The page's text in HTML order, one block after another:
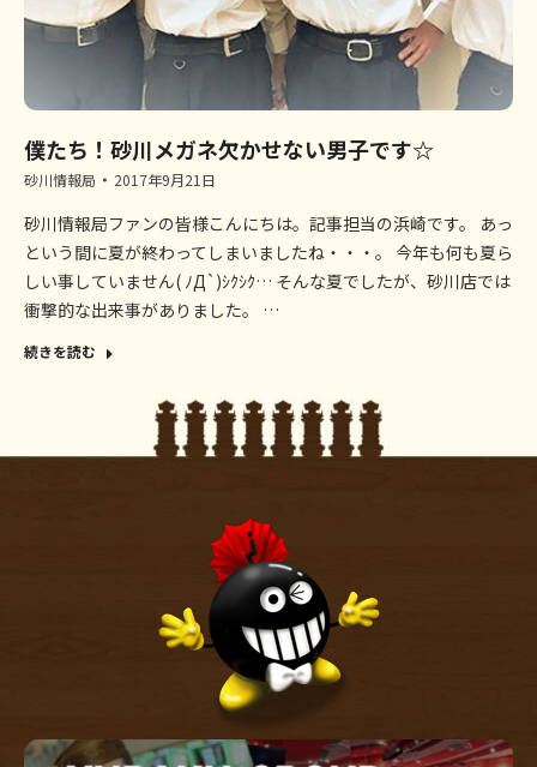
僕たち！砂川メガネ欠かせない男子です☆
砂川情報局 2017年9月21日
砂川情報局ファンの皆様こんにちは。記事担当の浜崎です。 あっ
という間に夏が終わってしまいましたね・・・。 今年も何も夏ら
しい事していません( ﾉД`)ｼｸｼｸ… そんな夏でしたが、砂川店では
衝撃的な出来事がありました。 …
続きを読む